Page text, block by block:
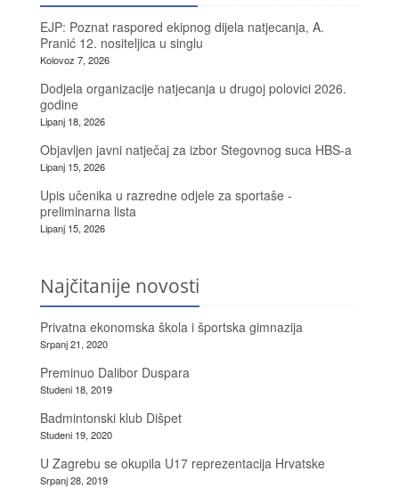
EJP: Poznat raspored ekipnog dijela natjecanja, A.
Pranić 12. nositeljica u singlu
Kolovoz 7, 2026
Dodjela organizacije natjecanja u drugoj polovici 2026.
godine
Lipanj 18, 2026
Objavljen javni natječaj za izbor Stegovnog suca HBS-a
Lipanj 15, 2026
Upis učenika u razredne odjele za sportaše -
preliminarna lista
Lipanj 15, 2026
Najčitanije novosti
Privatna ekonomska škola i športska gimnazija
Srpanj 21, 2020
Preminuo Dalibor Duspara
Studeni 18, 2019
Badmintonski klub Dišpet
Studeni 19, 2020
U Zagrebu se okupila U17 reprezentacija Hrvatske
Srpanj 28, 2019